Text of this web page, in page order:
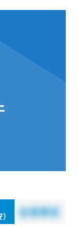
会員限定